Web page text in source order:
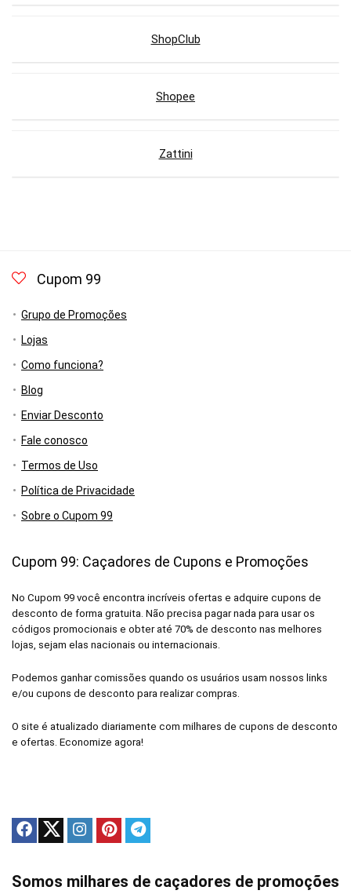
ShopClub
Shopee
Zattini
Cupom 99
Grupo de Promoções
Lojas
Como funciona?
Blog
Enviar Desconto
Fale conosco
Termos de Uso
Política de Privacidade
Sobre o Cupom 99
Cupom 99: Caçadores de Cupons e Promoções
No Cupom 99 você encontra incríveis ofertas e adquire cupons de
desconto de forma gratuita. Não precisa pagar nada para usar os
códigos promocionais e obter até 70% de desconto nas melhores
lojas, sejam elas nacionais ou internacionais.
Podemos ganhar comissões quando os usuários usam nossos links
e/ou cupons de desconto para realizar compras.
O site é atualizado diariamente com milhares de cupons de desconto
e ofertas. Economize agora!
Somos milhares de caçadores de promoções